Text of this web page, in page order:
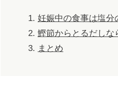
妊娠中の食事は塩分
鰹節からとるだしな
まとめ